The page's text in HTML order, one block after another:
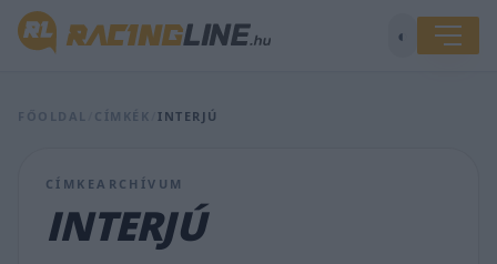
◐
FŐOLDAL CÍMKÉK /INTERJÚ
CÍMKEARCHÍVUM
INTERJÚ
Súlyos
szinte
Honda
legjobbja
lett